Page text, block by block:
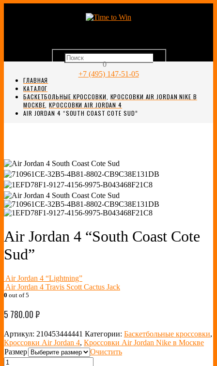
0
+7 (495) 147-51-05
ГЛАВНАЯ
КАТАЛОГ
БАСКЕТБОЛЬНЫЕ КРОССОВКИ КРОССОВКИ AIR JORDAN NIKE В
МОСКВЕ ,КРОССОВКИ AIR JORDAN 4
AIR JORDAN 4 “SOUTH COAST COTE SUD”
Air Jordan 4 “South Coast Cote
Sud”
Air Jordan 4 “Lightning”
Air Jordan 4 Travis Scott Cactus Jack
0 out of 5
5 780.00₽
Артикул: 210453444441 Категории: Баскетбольные кроссовки,
Кроссовки Air Jordan 4, Кроссовки Air Jordan Nike в Москве
Размер
Очистить